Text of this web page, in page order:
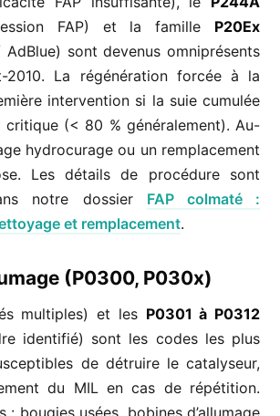
FAP) et la famille P20Ex
AdBlue) sont devenus omniprésents
2010. La régénération forcée à la
intervention si la suie cumulée
critique (< 80 % généralement). Au-
hydrocurage ou un remplacement
Les détails de procédure sont
notre dossier FAP colmaté :
et remplacement.
(P0300, P030x)
multiples) et les P0301 à P0312
identifié) sont les codes les plus
de détruire le catalyseur,
du MIL en cas de répétition.
: bougies usées, bobines d’allumage